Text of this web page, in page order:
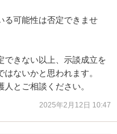
る可能性は否定できませ
できない以上、示談成立を
ないかと思われます。
とご相談ください。
2025年2月12日 10:47